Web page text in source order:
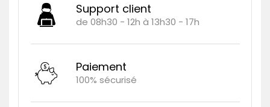
Support client
de 08h30 - 12h à 13h30 - 17h
Paiement
100% sécurisé